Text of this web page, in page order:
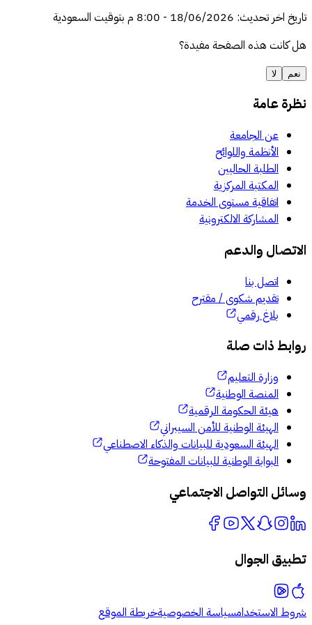
اخر تحديث:
18/06/2026
-8:00 م
بتوقيت السعودية
كانت هذه الصفحة مفيدة؟
نعم
عامة
عن الجامعة
الأنظمة واللوائح
الطلبة الحاليين
المكتبة المركزية
اتفاقية مستوى الخدمة
المشاركة الالكترونية
والدعم
اتصل بنا
تقديم شكوى / مقترح
بلاغ رقمي
ذات صلة
وزارة التعليم
المنصة الوطنية
هيئة الحكومة الرقمية
الهيئة الوطنية للأمن السيبراني
الهيئة السعودية للبيانات والذكاء الاصطناعي
البوابة الوطنية للبيانات المفتوحة
التواصل الاجتماعي
الجوال
الاستخدامسياسة الخصوصيةخريطة الموقع